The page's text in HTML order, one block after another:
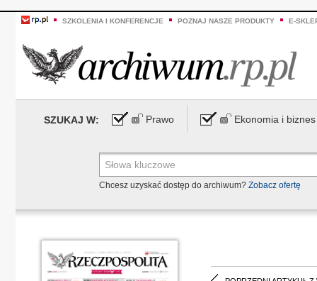
SZKOLENIA I KONFERENCJE POZNAJ NASZE PRODUKTY E-
SZUKAJ W: Prawo Ekonomia i biznes
Chcesz uzyskać dostęp do archiwum? Zobacz ofertę